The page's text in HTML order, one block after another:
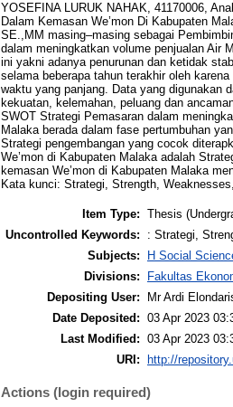
YOSEFINA LURUK NAHAK, 41170006,
Dalam Kemasan We’mon Di Kabupaten
SE.,MM masing–masing sebagai
dalam meningkatkan volume penjualan Air
ini yakni adanya penurunan dan ketidak
selama beberapa tahun terakhir oleh
waktu yang panjang. Data yang digunakan
kekuatan, kelemahan, peluang dan
SWOT Strategi Pemasaran dalam
Malaka berada dalam fase pertumbuhan
Strategi pengembangan yang cocok
We’mon di Kabupaten Malaka adalah
kemasan We’mon di Kabupaten Malaka
Kata kunci: Strategi, Strength,
Item Type: Thesis
Uncontrolled Keywords:
: Strategi,
Subjects:
H Social
Divisions:
Fakultas
Depositing User:
Mr Ardi
Date Deposited: 03 Apr 2023
Last Modified: 03 Apr 2023
URI:
http://
Actions (login required)